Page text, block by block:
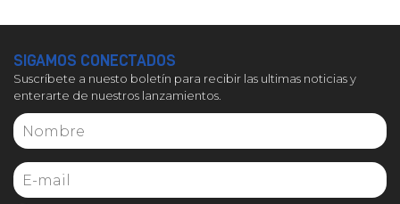
SIGAMOS CONECTADOS
Suscríbete a nuesto boletín para recibir las ultimas noticias y
enterarte de nuestros lanzamientos.